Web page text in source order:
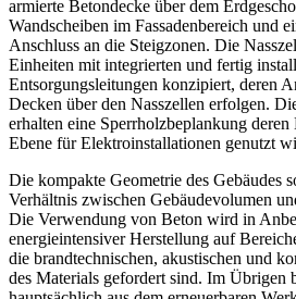
armierte Betondecke über dem
Wandscheiben im Fassadenbereich und
Anschluss an die Steigzonen. Die
Einheiten mit integrierten und fertig
Entsorgungsleitungen konzipiert, deren
Decken über den Nasszellen erfolgen.
erhalten eine Sperrholzbeplankung
Ebene für Elektroinstallationen genutzt
Die kompakte Geometrie des Gebäudes
Verhältnis zwischen Gebäudevolumen
Die Verwendung von Beton wird in
energieintensiver Herstellung auf
die brandtechnischen, akustischen und
des Materials gefordert sind. Im Übrigen